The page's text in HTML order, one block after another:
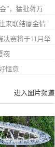
”，猛批蒋万
来联结厦金情
决赛将于11月举
夜
惬意
进入图片频道